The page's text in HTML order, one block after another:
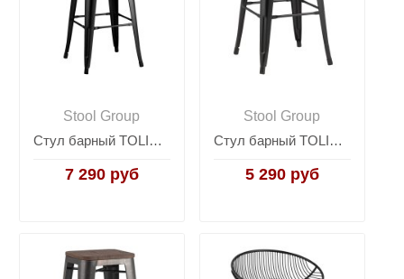
Stool Group
Стул барный TOLIX WOOD со спинкой черный глянцевый
7 290 руб
Stool Group
Стул барный TOLIX черный глянцевый
5 290 руб